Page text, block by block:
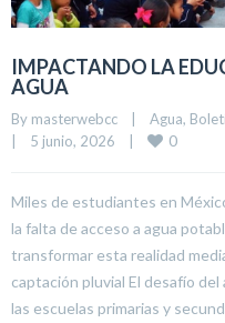
IMPACTANDO LA
AGUA
By masterwebcc | Agua,
|
5 junio, 2026 | 0
Miles de estudiantes en
la falta de acceso a agua
transformar esta realidad
captación pluvial El desafío del
las escuelas primarias y